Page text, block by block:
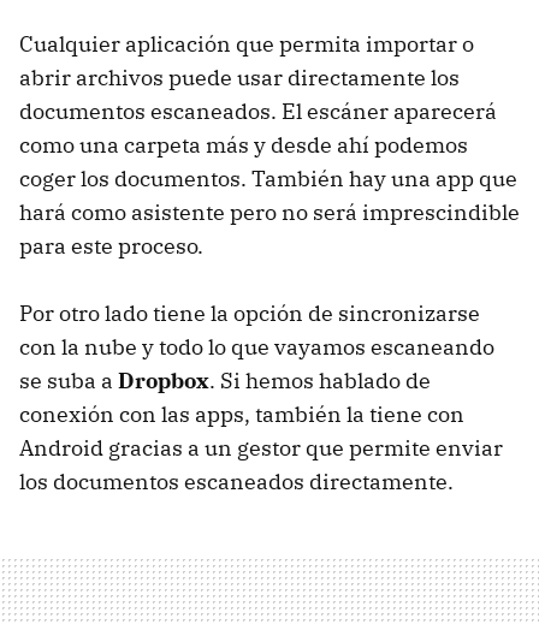
Cualquier aplicación que permita importar o
abrir archivos puede usar directamente los
documentos escaneados. El escáner aparecerá
como una carpeta más y desde ahí podemos
coger los documentos. También hay una app que
hará como asistente pero no será imprescindible
para este proceso.
Por otro lado tiene la opción de sincronizarse
con la nube y todo lo que vayamos escaneando
se suba a Dropbox. Si hemos hablado de
conexión con las apps, también la tiene con
Android gracias a un gestor que permite enviar
los documentos escaneados directamente.